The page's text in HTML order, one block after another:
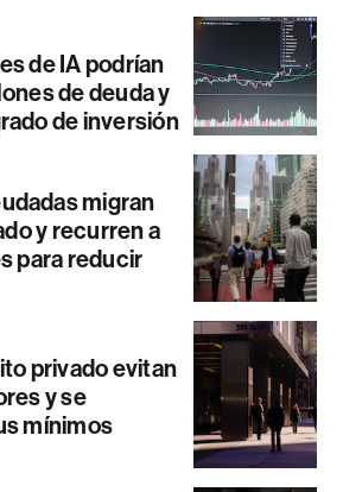
de IA podrían
de deuda y
de inversión
migran
y recurren a
para reducir
privado evitan
y se
mínimos